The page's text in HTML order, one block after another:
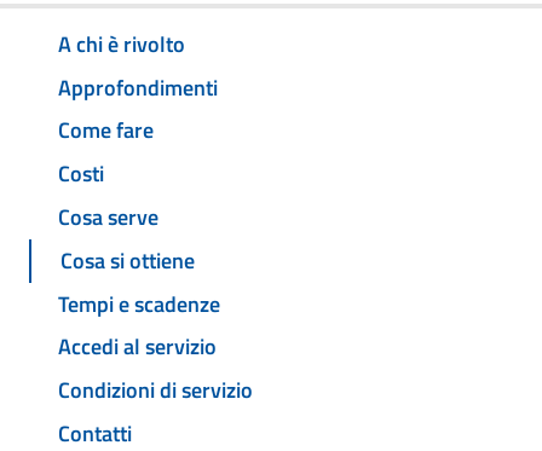
A chi è rivolto
Approfondimenti
Come fare
Costi
Cosa serve
Cosa si ottiene
Tempi e scadenze
Accedi al servizio
Condizioni di servizio
Contatti